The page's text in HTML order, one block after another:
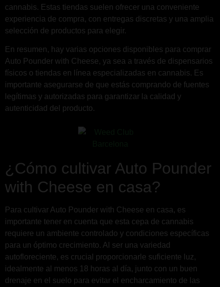
cannabis. Estas tiendas suelen ofrecer una conveniente
experiencia de compra, con entregas discretas y una amplia
selección de productos para elegir.
En resumen, hay varias opciones disponibles para comprar
Auto Pounder with Cheese, ya sea a través de dispensarios
físicos o tiendas en línea especializadas en cannabis. Es
importante asegurarse de que estás comprando de fuentes
legítimas y autorizadas para garantizar la calidad y
autenticidad del producto.
¿Cómo cultivar Auto Pounder
with Cheese en casa?
Para cultivar Auto Pounder with Cheese en casa, es
importante tener en cuenta que esta cepa de cannabis
requiere un ambiente controlado y condiciones específicas
para un óptimo crecimiento. Al ser una variedad
autofloreciente, es crucial proporcionarle suficiente luz,
idealmente al menos 18 horas al día, junto con un buen
drenaje en el suelo para evitar el encharcamiento de las